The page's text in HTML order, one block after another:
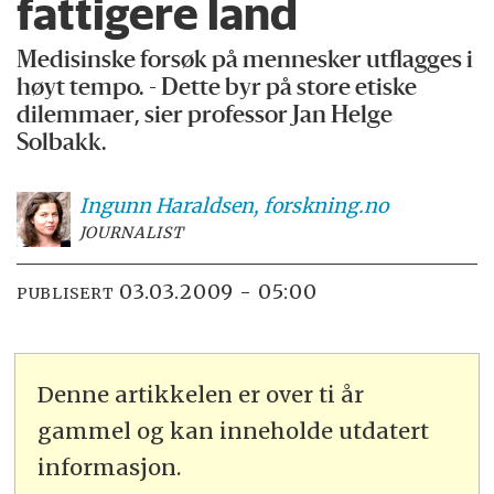
fattigere land
Medisinske forsøk på mennesker utflagges i
høyt tempo. - Dette byr på store etiske
dilemmaer, sier professor Jan Helge
Solbakk.
IngunnHaraldsen, forskning.no
JOURNALIST
PUBLISERT 03.03.2009 - 05:00
Denne artikkelen er over ti år
gammel og kan inneholde utdatert
informasjon.